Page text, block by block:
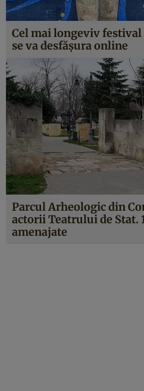
Cel mai longeviv
se va desfăşura online
Parcul Arheologic din
actorii Teatrului de Stat.
amenajate